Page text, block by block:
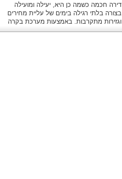
דירה חכמה כשמה כן היא, יעילה ומועילה
בצורה בלתי רגילה בימים של עליית מחירים
וגזירות מתקרבות. באמצעות מערכת בקרה
מתקדמת ניתן לשלוט היטב בהוצאות.